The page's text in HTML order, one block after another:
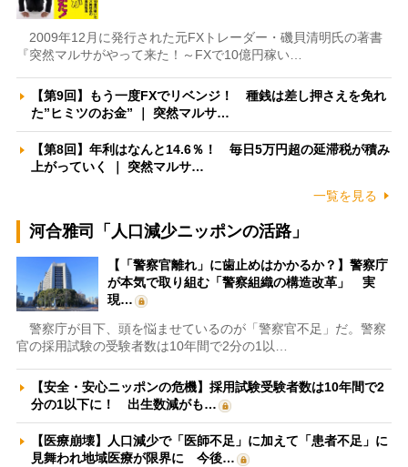
2009年12月に発行された元FXトレーダー・磯貝清明氏の著書
『突然マルサがやって来た！～FXで10億円稼い…
【第9回】もう一度FXでリベンジ！ 種銭は差し押さえを免れ
た”ヒミツのお金” ｜ 突然マルサ…
【第8回】年利はなんと14.6％！ 毎日5万円超の延滞税が積み
上がっていく ｜ 突然マルサ…
一覧を見る
河合雅司「人口減少ニッポンの活路」
【「警察官離れ」に歯止めはかかるか？】警察庁
が本気で取り組む「警察組織の構造改革」 実
現…
警察庁が目下、頭を悩ませているのが「警察官不足」だ。警察
官の採用試験の受験者数は10年間で2分の1以…
【安全・安心ニッポンの危機】採用試験受験者数は10年間で2
分の1以下に！ 出生数減がも…
【医療崩壊】人口減少で「医師不足」に加えて「患者不足」に
見舞われ地域医療が限界に 今後…